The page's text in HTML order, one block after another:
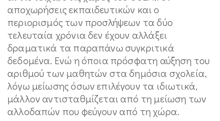
αποχωρήσεις εκπαιδευτικών και ο
περιορισμός των προσλήψεων τα δύο
τελευταία χρόνια δεν έχουν αλλάξει
δραματικά τα παραπάνω συγκριτικά
δεδομένα. Ενώ η όποια πρόσφατη αύξηση του
αριθμού των μαθητών στα δημόσια σχολεία,
λόγω μείωσης όσων επιλέγουν τα ιδιωτικά,
μάλλον αντισταθμίζεται από τη μείωση των
αλλοδαπών που φεύγουν από τη χώρα.